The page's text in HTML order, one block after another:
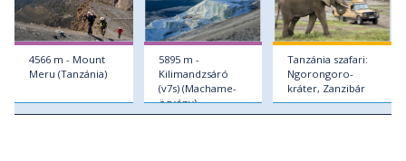
4566 m - Mount
Meru (Tanzánia)
5895 m -
Kilimandzsáró
(v7s) (Machame-
ösvény)
Tanzánia szafari:
Ngorongoro-
kráter, Zanzibár